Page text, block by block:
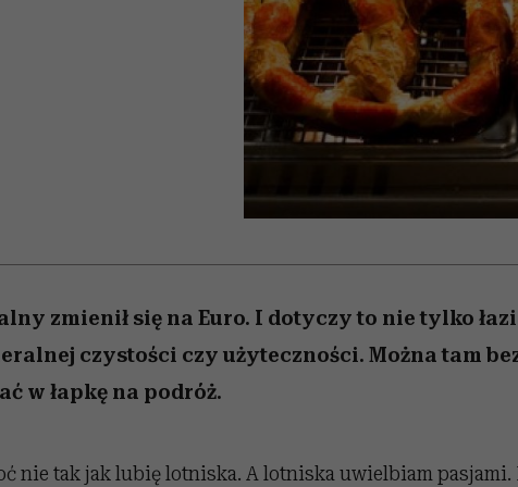
najbardziej pożądane
ubrania i marki sezonu
zmienił się na Euro. I dotyczy to nie tylko
czystości czy użyteczności. Można tam
w łapkę na podróż.
nie tak jak lubię lotniska. A lotniska uwielbiam pasjami.